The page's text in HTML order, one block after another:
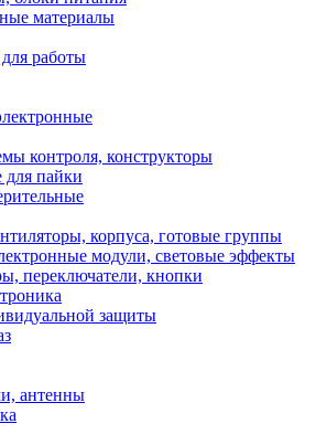
материалы
работы
контроля, конструкторы
для пайки
корпуса, готовые группы
модули, световые эффекты
переключатели, кнопки
защиты
антенны